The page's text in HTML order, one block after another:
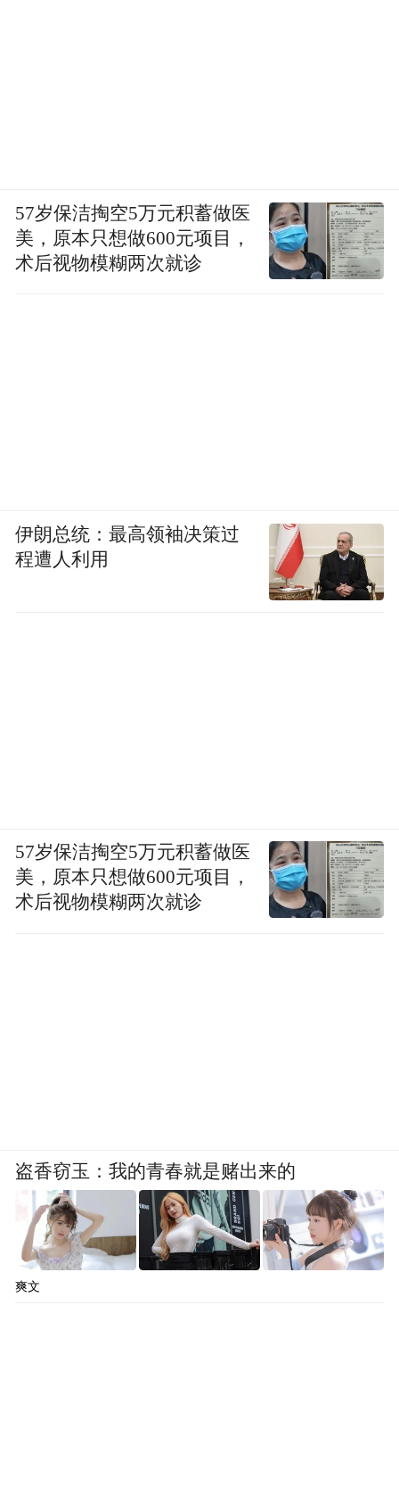
57岁保洁掏空5万元积蓄做医
美，原本只想做600元项目，
术后视物模糊两次就诊
伊朗总统：最高领袖决策过
程遭人利用
57岁保洁掏空5万元积蓄做医
美，原本只想做600元项目，
术后视物模糊两次就诊
盗香窃玉：我的青春就是赌出来的
爽文